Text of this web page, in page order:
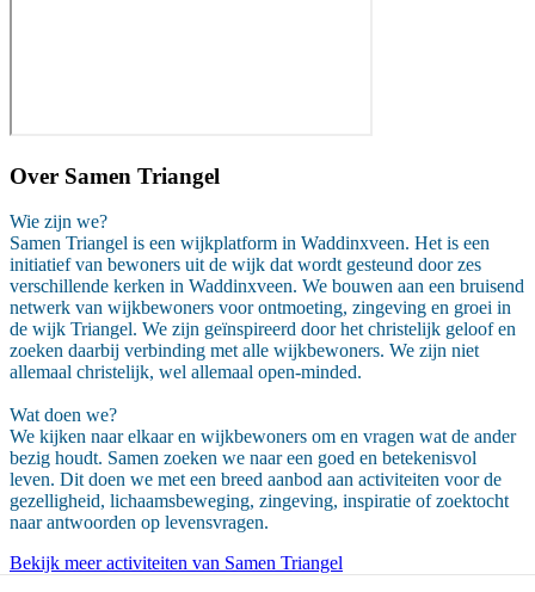
Over Samen Triangel
Wie zijn we?
Samen Triangel is een wijkplatform in Waddinxveen. Het is een
initiatief van bewoners uit de wijk dat wordt gesteund door zes
verschillende kerken in Waddinxveen. We bouwen aan een bruisend
netwerk van wijkbewoners voor ontmoeting, zingeving en groei in
de wijk Triangel. We zijn geïnspireerd door het christelijk geloof en
zoeken daarbij verbinding met alle wijkbewoners. We zijn niet
allemaal christelijk, wel allemaal open-minded.
Wat doen we?
We kijken naar elkaar en wijkbewoners om en vragen wat de ander
bezig houdt. Samen zoeken we naar een goed en betekenisvol
leven. Dit doen we met een breed aanbod aan activiteiten voor de
gezelligheid, lichaamsbeweging, zingeving, inspiratie of zoektocht
naar antwoorden op levensvragen.
Bekijk meer activiteiten van Samen Triangel